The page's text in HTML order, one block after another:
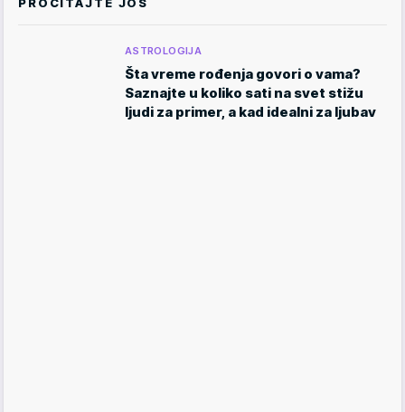
ASTROLOGIJA
Šta vreme rođenja govori o vama?
Saznajte u koliko sati na svet stižu
ljudi za primer, a kad idealni za ljubav